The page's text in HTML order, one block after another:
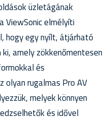
üzletágának
ViewSonic elmélyíti
hogy egy nyílt, átjárható
amely zökkenőmentesen
és
olyan rugalmas Pro AV
melyek könnyen
és idővel